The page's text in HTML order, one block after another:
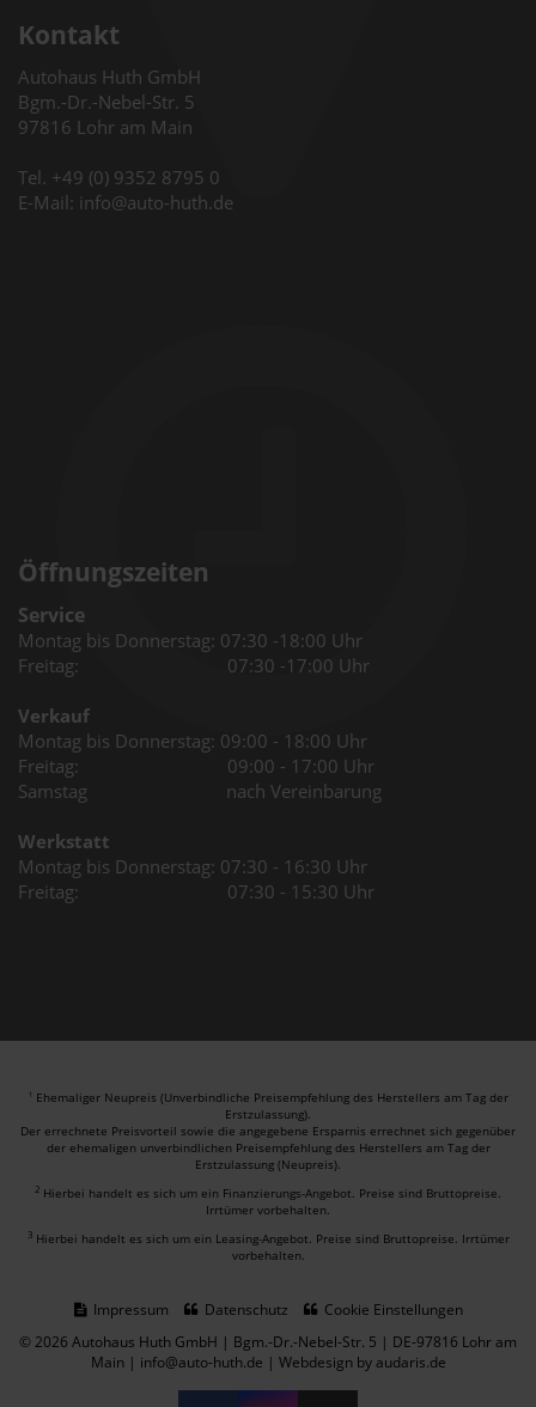
Kontakt
Autohaus Huth GmbH
Bgm.-Dr.-Nebel-Str. 5
97816 Lohr am Main
Tel. +49 (0) 9352 8795 0
E-Mail: info@auto-huth.de
Öffnungszeiten
Service
Montag bis Donnerstag: 07:30 -18:00 Uhr
Freitag: 07:30 -17:00 Uhr
Verkauf
Montag bis Donnerstag: 09:00 - 18:00 Uhr
Freitag: 09:00 - 17:00 Uhr
Samstag nach Vereinbarung
Werkstatt
Montag bis Donnerstag: 07:30 - 16:30 Uhr
Freitag: 07:30 - 15:30 Uhr
1 Ehemaliger Neupreis (Unverbindliche Preisempfehlung des Herstellers am Tag der
Erstzulassung).
Der errechnete Preisvorteil sowie die angegebene Ersparnis errechnet sich gegenüber
der ehemaligen unverbindlichen Preisempfehlung des Herstellers am Tag der
Erstzulassung (Neupreis).
2 Hierbei handelt es sich um ein Finanzierungs-Angebot. Preise sind Bruttopreise.
Irrtümer vorbehalten.
3 Hierbei handelt es sich um ein Leasing-Angebot. Preise sind Bruttopreise. Irrtümer
vorbehalten.
Impressum Datenschutz
Cookie Einstellungen
© 2026 Autohaus Huth GmbH | Bgm.-Dr.-Nebel-Str. 5 | DE-97816 Lohr am
Main | info@auto-huth.de | Webdesign by audaris.de